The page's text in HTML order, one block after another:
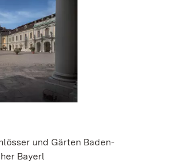
und Gärten Baden-
Bayerl